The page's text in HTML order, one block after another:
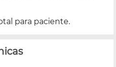
para paciente.